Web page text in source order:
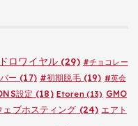
ロワイヤル(29) #チョコレー
ー (17) #初期脱毛(19) #英会
設定 (18) Etoren(13) GMO
ェブホスティング (24) エアト